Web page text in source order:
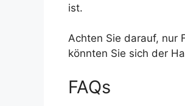
ist.
Achten Sie darauf, nur
könnten Sie sich der
FAQs